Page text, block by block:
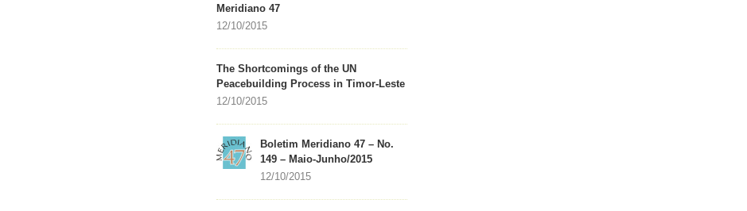
Meridiano 47
12/10/2015
The Shortcomings of the UN
Peacebuilding Process in Timor-Leste
12/10/2015
Boletim Meridiano 47 – No.
149 – Maio-Junho/2015
12/10/2015